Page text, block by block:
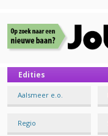
Edities
Aalsmeer e.o.
Regio